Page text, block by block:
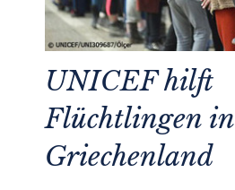
UNICEF hilft
Flüchtlingen in
Griechenland